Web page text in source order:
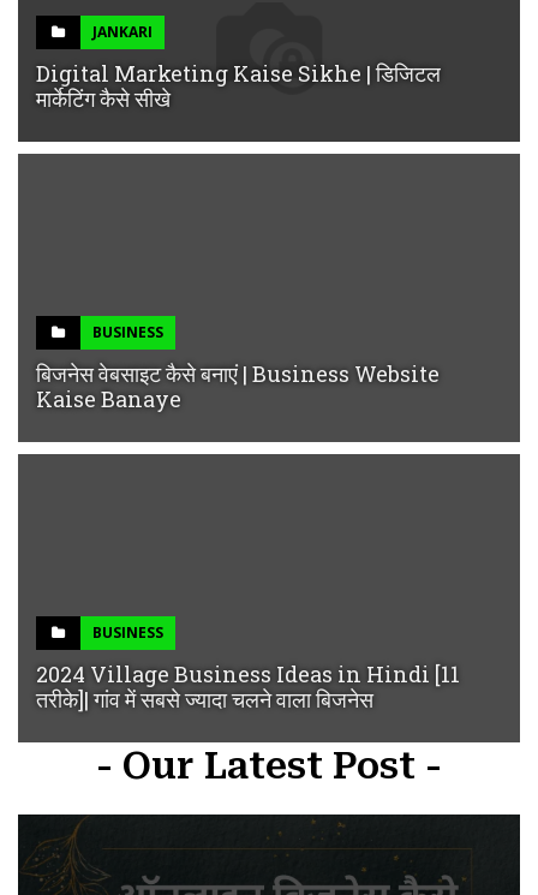
JANKARI
Digital Marketing Kaise Sikhe | डिजिटल
मार्केटिंग कैसे सीखे
BUSINESS
बिजनेस वेबसाइट कैसे बनाएं | Business Website
Kaise Banaye
BUSINESS
2024 Village Business Ideas in Hindi [11
तरीके]| गांव में सबसे ज्यादा चलने वाला बिजनेस
- Our Latest Post -